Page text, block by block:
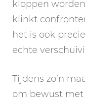
kloppen
klinkt
het is ook
echte
Tijdens zo’n
om bewust